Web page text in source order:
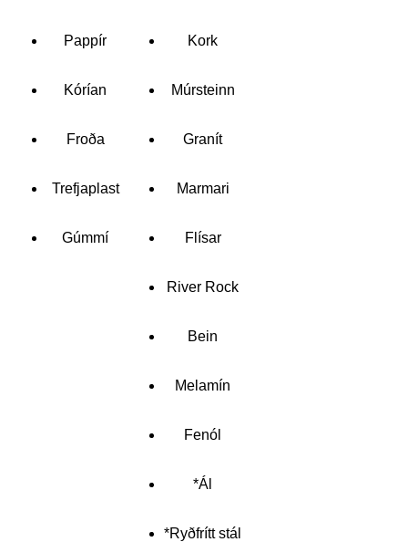
Pappír Kork
Kórían Múrsteinn
Froða Granít
Trefjaplast Marmari
Gúmmí Flísar
River Rock
Bein
Melamín
Fenól
*Ál
*Ryðfrítt stál